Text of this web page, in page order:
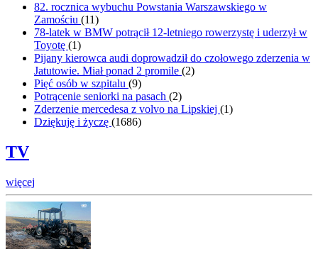
82. rocznica wybuchu Powstania Warszawskiego w
Zamościu (11)
78-latek w BMW potrącił 12-letniego rowerzystę i uderzył w
Toyotę (1)
Pijany kierowca audi doprowadził do czołowego zderzenia w
Jatutowie. Miał ponad 2 promile (2)
Pięć osób w szpitalu (9)
Potrącenie seniorki na pasach (2)
Zderzenie mercedesa z volvo na Lipskiej (1)
Dziękuję i życzę (1686)
TV
więcej